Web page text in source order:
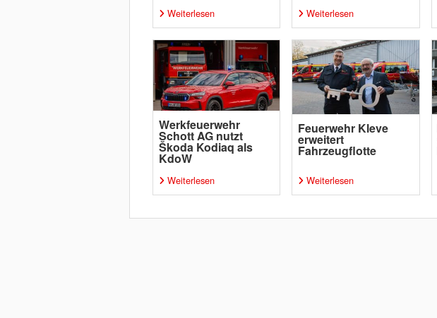
Weiterlesen Weiterlesen
Werkfeuerwehr
Schott AG nutzt
Škoda Kodiaq als
KdoW
Weiterlesen
Feuerwehr Kleve
erweitert
Fahrzeugflotte
Weiterlesen